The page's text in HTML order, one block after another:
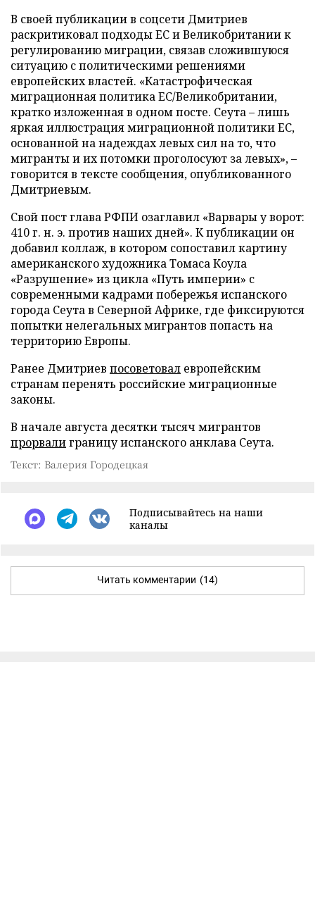
В своей публикации в соцсети Дмитриев
раскритиковал подходы ЕС и Великобритании к
регулированию миграции, связав сложившуюся
ситуацию с политическими решениями
европейских властей. «Катастрофическая
миграционная политика ЕС/Великобритании,
кратко изложенная в одном посте. Сеута – лишь
яркая иллюстрация миграционной политики ЕС,
основанной на надеждах левых сил на то, что
мигранты и их потомки проголосуют за левых», –
говорится в тексте сообщения, опубликованного
Дмитриевым.
Свой пост глава РФПИ озаглавил «Варвары у ворот:
410 г. н. э. против наших дней». К публикации он
добавил коллаж, в котором сопоставил картину
американского художника Томаса Коула
«Разрушение» из цикла «Путь империи» с
современными кадрами побережья испанского
города Сеута в Северной Африке, где фиксируются
попытки нелегальных мигрантов попасть на
территорию Европы.
Ранее Дмитриев посоветовал европейским
странам перенять российские миграционные
законы.
В начале августа десятки тысяч мигрантов
прорвалиграницу испанского анклава Сеута.
Текст: Валерия Городецкая
Подписывайтесь на наши
каналы
Читать комментарии (14)